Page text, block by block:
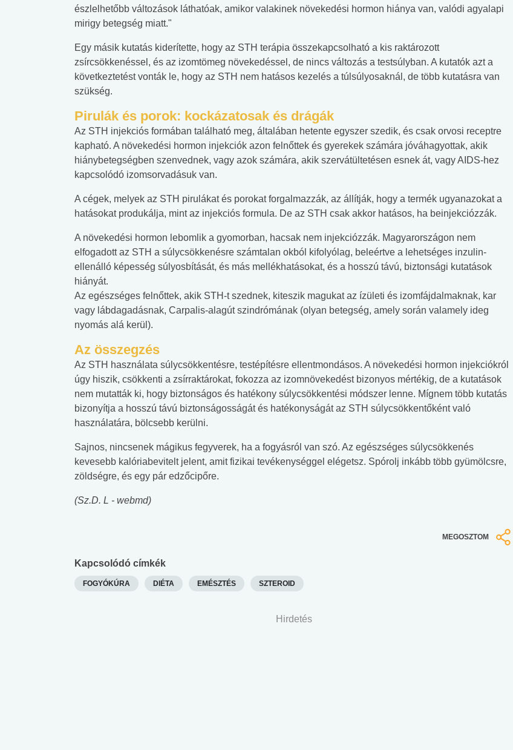
észlelhetőbb változások láthatóak, amikor valakinek növekedési hormon hiánya van, valódi agyalapi
mirigy betegség miatt."
Egy másik kutatás kiderítette, hogy az STH terápia összekapcsolható a kis raktározott
zsírcsökkenéssel, és az izomtömeg növekedéssel, de nincs változás a testsúlyban. A kutatók azt a
következtetést vonták le, hogy az STH nem hatásos kezelés a túlsúlyosaknál, de több kutatásra van
szükség.
Pirulák és porok: kockázatosak és drágák
Az STH injekciós formában található meg, általában hetente egyszer szedik, és csak orvosi receptre
kapható. A növekedési hormon injekciók azon felnőttek és gyerekek számára jóváhagyottak, akik
hiánybetegségben szenvednek, vagy azok számára, akik szervátültetésen esnek át, vagy AIDS-hez
kapcsolódó izomsorvadásuk van.
A cégek, melyek az STH pirulákat és porokat forgalmazzák, az állítják, hogy a termék ugyanazokat a
hatásokat produkálja, mint az injekciós formula. De az STH csak akkor hatásos, ha beinjekciózzák.
A növekedési hormon lebomlik a gyomorban, hacsak nem injekciózzák. Magyarországon nem
elfogadott az STH a súlycsökkenésre számtalan okból kifolyólag, beleértve a lehetséges inzulin-
ellenálló képesség súlyosbítását, és más mellékhatásokat, és a hosszú távú, biztonsági kutatások
hiányát.
Az egészséges felnőttek, akik STH-t szednek, kiteszik magukat az ízületi és izomfájdalmaknak, kar
vagy lábdagadásnak, Carpalis-alagút szindrómának (olyan betegség, amely során valamely ideg
nyomás alá kerül).
Az összegzés
Az STH használata súlycsökkentésre, testépítésre ellentmondásos. A növekedési hormon injekciókról
úgy hiszik, csökkenti a zsírraktárokat, fokozza az izomnövekedést bizonyos mértékig, de a kutatások
nem mutatták ki, hogy biztonságos és hatékony súlycsökkentési módszer lenne. Mígnem több kutatás
bizonyítja a hosszú távú biztonságosságát és hatékonyságát az STH súlycsökkentőként való
használatára, bölcsebb kerülni.
Sajnos, nincsenek mágikus fegyverek, ha a fogyásról van szó. Az egészséges súlycsökkenés
kevesebb kalóriabevitelt jelent, amit fizikai tevékenységgel elégetsz. Spórolj inkább több gyümölcsre,
zöldségre, és egy pár edzőcipőre.
(Sz.D. L - webmd)
MEGOSZTOM
Kapcsolódó címkék
FOGYÓKÚRA DIÉTA EMÉSZTÉS SZTEROID
Hirdetés
Mekkora az ökológiai